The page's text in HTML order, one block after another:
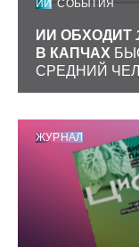
ИИ СОБЫТИЯ
ИИ ОБХОДИТ
В КАПЧАХ
СРЕДНИЙ
ЖУРНАЛ